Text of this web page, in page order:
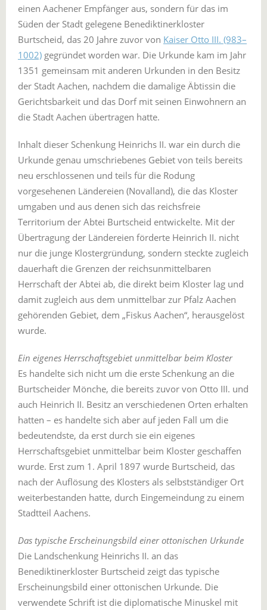
einen Aachener Empfänger aus, sondern für das im
Süden der Stadt gelegene Benediktinerkloster
Burtscheid, das 20 Jahre zuvor von Kaiser Otto III. (983–
1002) gegründet worden war. Die Urkunde kam im Jahr
1351 gemeinsam mit anderen Urkunden in den Besitz
der Stadt Aachen, nachdem die damalige Äbtissin die
Gerichtsbarkeit und das Dorf mit seinen Einwohnern an
die Stadt Aachen übertragen hatte.
Inhalt dieser Schenkung Heinrichs II. war ein durch die
Urkunde genau umschriebenes Gebiet von teils bereits
neu erschlossenen und teils für die Rodung
vorgesehenen Ländereien (Novalland), die das Kloster
umgaben und aus denen sich das reichsfreie
Territorium der Abtei Burtscheid entwickelte. Mit der
Übertragung der Ländereien förderte Heinrich II. nicht
nur die junge Klostergründung, sondern steckte zugleich
dauerhaft die Grenzen der reichsunmittelbaren
Herrschaft der Abtei ab, die direkt beim Kloster lag und
damit zugleich aus dem unmittelbar zur Pfalz Aachen
gehörenden Gebiet, dem „Fiskus Aachen“, herausgelöst
wurde.
Ein eigenes Herrschaftsgebiet unmittelbar beim Kloster
Es handelte sich nicht um die erste Schenkung an die
Burtscheider Mönche, die bereits zuvor von Otto III. und
auch Heinrich II. Besitz an verschiedenen Orten erhalten
hatten – es handelte sich aber auf jeden Fall um die
bedeutendste, da erst durch sie ein eigenes
Herrschaftsgebiet unmittelbar beim Kloster geschaffen
wurde. Erst zum 1. April 1897 wurde Burtscheid, das
nach der Auflösung des Klosters als selbstständiger Ort
weiterbestanden hatte, durch Eingemeindung zu einem
Stadtteil Aachens.
Das typische Erscheinungsbild einer ottonischen Urkunde
Die Landschenkung Heinrichs II. an das
Benediktinerkloster Burtscheid zeigt das typische
Erscheinungsbild einer ottonischen Urkunde. Die
verwendete Schrift ist die diplomatische Minuskel mit